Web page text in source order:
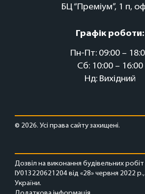
БЦ “Преміум”, 1 п,
Графік роботи:
Пн-Пт: 09:00 –
Сб: 10:00 – 16:00
Нд: Вихідний
© 2026. Усі права сайту захищені.
Дозвіл на виконання будівельних
ІУ013220621204 від «28» червня 2022
України.